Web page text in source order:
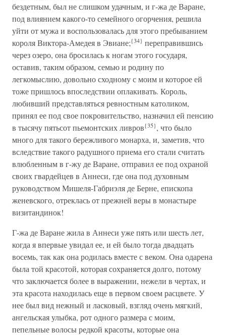
бездетным, был не слишком удачным, и г-жа де Варане,
под влиянием какого-то семейного огорчения, решила
уйти от мужа и воспользовалась для этого пребыванием
короля Виктора-Амедея в Эвиане;{34} переправившись
через озеро, она бросилась к ногам этого государя,
оставив, таким образом, семью и родину по
легкомыслию, довольно сходному с моим и которое ей
тоже пришлось впоследствии оплакивать. Король,
любивший представляться ревностным католиком,
принял ее под свое покровительство, назначил ей пенсию
в тысячу пятьсот пьемонтских ливров{35}, что было
много для такого бережливого монарха, и, заметив, что
вследствие такого радушного приема его стали считать
влюбленным в г-жу де Варане, отправил ее под охраной
своих гвардейцев в Аннеси, где она под духовным
руководством Мишеля-Габриэля де Берне, епископа
женевского, отреклась от прежней веры в монастыре
визитандинок!
Г-жа де Варане жила в Аннеси уже пять или шесть лет,
когда я впервые увидал ее, и ей было тогда двадцать
восемь, так как она родилась вместе с веком. Она одарена
была той красотой, которая сохраняется долго, потому
что заключается более в выражении, нежели в чертах, и
эта красота находилась еще в первом своем расцвете. У
нее был вид нежный и ласковый, взгляд очень мягкий,
ангельская улыбка, рот одного размера с моим,
пепельные волосы редкой красоты, которые она